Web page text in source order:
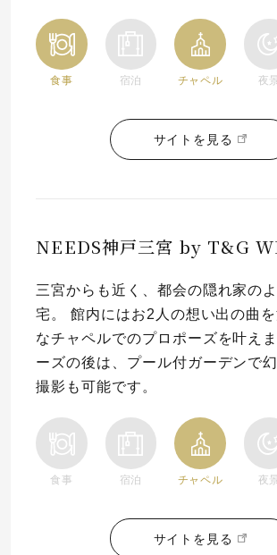
食事 宿泊 チャペル 夜景
サイトを見る
NEEDS神戸三宮 by T&G
三宮からも近く、都会の隠れ家の
宅。 館内にはお2人の想い出の曲
なチャペルでのプロポーズを叶え
ーズの後は、プール付ガーデンで
撮影も可能です。
食事 宿泊 チャペル 夜景
サイトを見る